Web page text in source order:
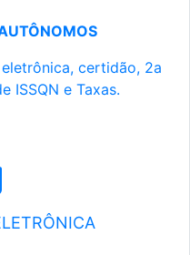
certidão, 2a
ISSQN e Taxas.